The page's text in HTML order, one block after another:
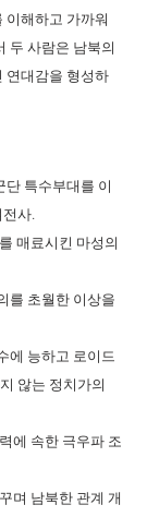
이해하고 가까워
두 사람은 남북의
연대감을 형성하
단 특수부대를 이
전사.
매료시킨 마성의
를 초월한 이상을
에 능하고 로이드
않는 정치가의
에 속한 극우파 조
며 남북한 관계 개